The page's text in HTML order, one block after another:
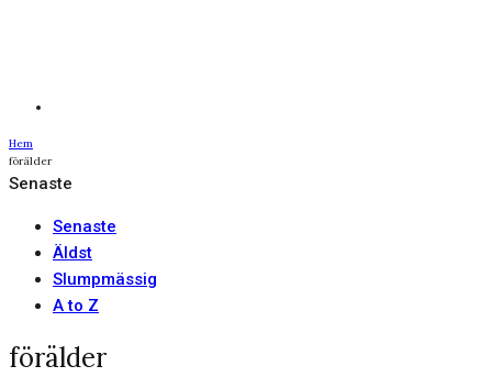
Hem
förälder
Senaste
Senaste
Äldst
Slumpmässig
A to Z
förälder